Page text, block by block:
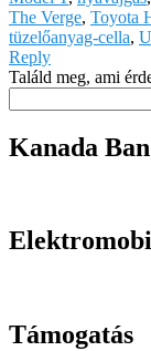
The Verge, Toyota
tüzelőanyag-cella,
Reply
Találd meg, ami
Kanada
Támogatás